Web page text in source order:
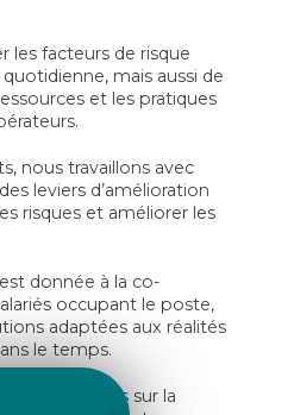
les facteurs de risque
mais aussi de
et les pratiques
nous travaillons avec
leviers d’amélioration
risques et améliorer les
donnée à la co-
occupant le poste,
adaptées aux réalités
le temps.
d’agir à la fois sur la